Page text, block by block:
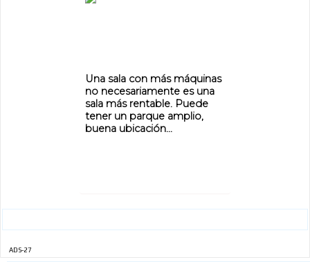
Una sala con más máquinas
no necesariamente es una
sala más rentable. Puede
tener un parque amplio,
buena ubicación...
ADS-27